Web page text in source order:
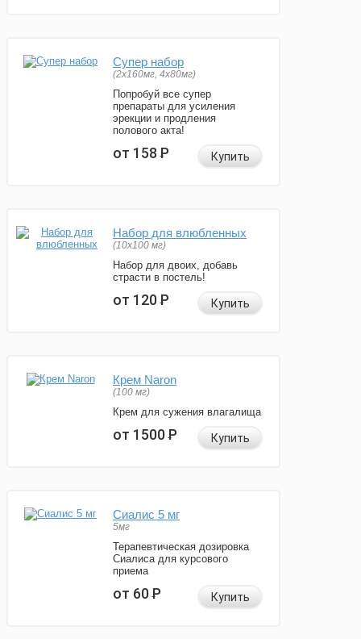
Супер набор
(2х160мг, 4х80мг)
Попробуй все супер
препараты для усиления
эрекции и продления
полового акта!
от 158Р Купить
Набор для влюбленных
(10х100 мг)
Набор для двоих, добавь
страсти в постель!
от 120Р Купить
Крем Naron
(100 мг)
Крем для сужения влагалища
от 1500Р Купить
Сиалис 5 мг
5мг
Терапевтическая дозировка
Сиалиса для курсового
приема
от 60Р Купить